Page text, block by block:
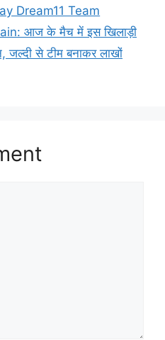
Dream11 Team
आज के मैच में इस खिलाड़ी
जल्दी से टीम बनाकर लाखों